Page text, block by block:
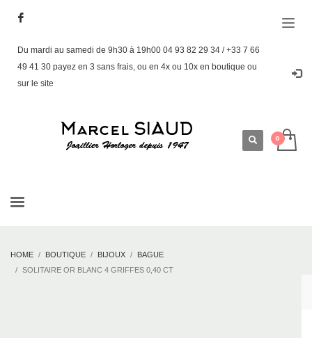
Du mardi au samedi de 9h30 à 19h00 04 93 82 29 34 / +33 7 66
49 41 30 payez en 3 sans frais, ou en 4x ou 10x en boutique ou
sur le site
HOME BOUTIQUE BIJOUX
BAGUE
SOLITAIRE OR BLANC 4 GRIFFES 0,40 CT